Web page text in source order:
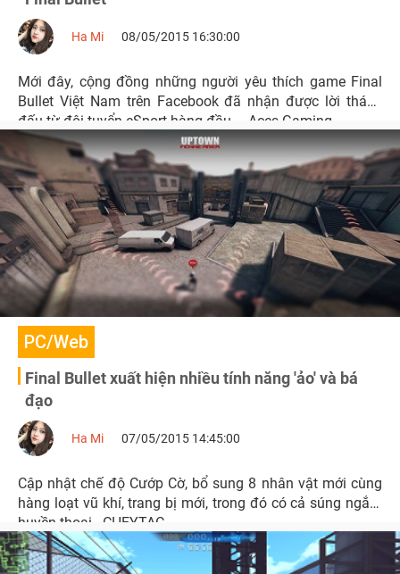
Ha Mi 08/05/2015 16:30:00
Mới đây, cộng đồng những người yêu thích game Final
Bullet Việt Nam trên Facebook đã nhận được lời thách
đấu từ đội tuyển eSport hàng đầu – Aces Gaming.
PC/Web
Final Bullet xuất hiện nhiều tính năng 'ảo' và bá
đạo
Ha Mi 07/05/2015 14:45:00
Cập nhật chế độ Cướp Cờ, bổ sung 8 nhân vật mới cùng
hàng loạt vũ khí, trang bị mới, trong đó có cả súng ngắm
huyền thoại - CHEYTAC.